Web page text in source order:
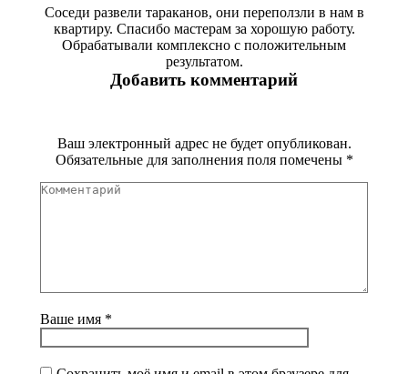
Соседи развели тараканов, они переползли в нам в
квартиру. Спасибо мастерам за хорошую работу.
Обрабатывали комплексно с положительным
результатом.
Добавить комментарий
Ваш электронный адрес не будет опубликован.
Обязательные для заполнения поля помечены *
Комментарий
Ваше имя *